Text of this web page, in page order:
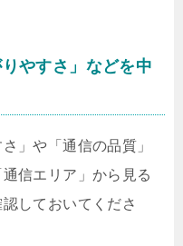
やすさ」などを中
」や「通信の品質」
信エリア」から見る
しておいてくださ